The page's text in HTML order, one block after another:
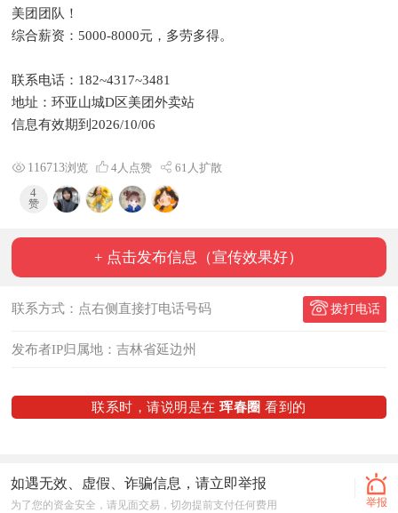
美团团队！
综合薪资：5000-8000元，多劳多得。
联系电话：182~4317~3481
地址：环亚山城D区美团外卖站
信息有效期到2026/10/06
61人扩散
4人点赞
116713浏览
4
赞
+ 点击发布信息（宣传效果好）
联系方式：点右侧直接打电话号码 拨打电话
发布者IP归属地：吉林省延边州
联系时，请说明是在珲春圈看到的
如遇无效、虚假、诈骗信息，请立即举报
为了您的资金安全，请见面交易，切勿提前支付任何费用 举报